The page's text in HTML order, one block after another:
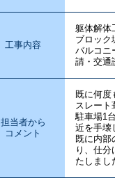
工事内容
躯体解
ブロック
バルコニ
請・交通
担当者から
コメント
既に何度
スレート
駐車場1
近を手壊
既に内部
り、仕
たしまし